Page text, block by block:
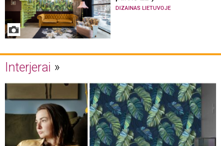
DIZAINAS LIETUVOJE
Interjerai